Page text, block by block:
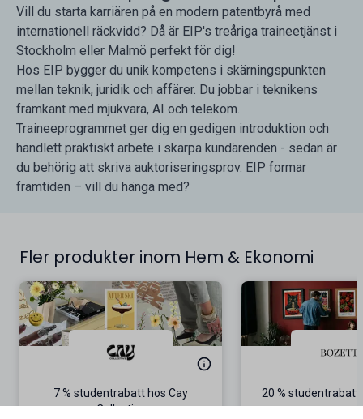
Vill du starta karriären på en modern patentbyrå med
internationell räckvidd? Då är EIP's treåriga traineetjänst i
Stockholm eller Malmö perfekt för dig!
Hos EIP bygger du unik kompetens i skärningspunkten
mellan teknik, juridik och affärer. Du jobbar i teknikens
framkant med mjukvara, AI och telekom.
Traineeprogrammet ger dig en gedigen introduktion och
handlett praktiskt arbete i skarpa kundärenden - sedan är
du behörig att skriva auktoriseringsprov. EIP formar
framtiden – vill du hänga med?
Fler produkter inom Hem & Ekonomi
7 % studentrabatt hos Cay
Collective
20 %